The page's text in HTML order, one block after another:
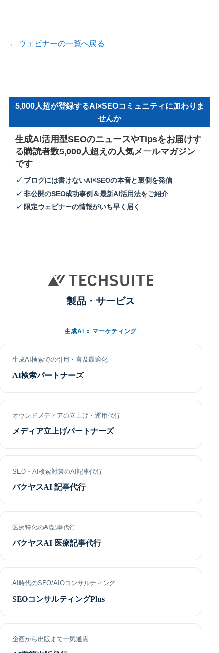
← ウェビナーの一覧へ戻る
5,000人超が登録するAI×SEOコミュニティに加わりま
せんか
生成AI活用型SEOのニュースやTipsをお届けす
る購読者数5,000人超えの人気メールマガジン
です
✓ ブログには書けないAI×SEOの本音と裏側を発信
✓ 非公開のSEO成功事例＆最新AI活用法をご紹介
✓ 限定ウェビナーの情報がいち早く届く
製品・サービス
生成AI × マーケティング
生成AI検索での引用・言及最適化
AI検索パートナーズ
オウンドメディアの立上げ・運用代行
メディア立上げパートナーズ
SEO・AI検索対策のAI記事代行
バクヤスAI 記事代行
医療特化のAI記事代行
バクヤスAI 医療記事代行
AI時代のSEO/AIOコンサルティング
SEOコンサルティングPlus
企画から出版まで一気通貫